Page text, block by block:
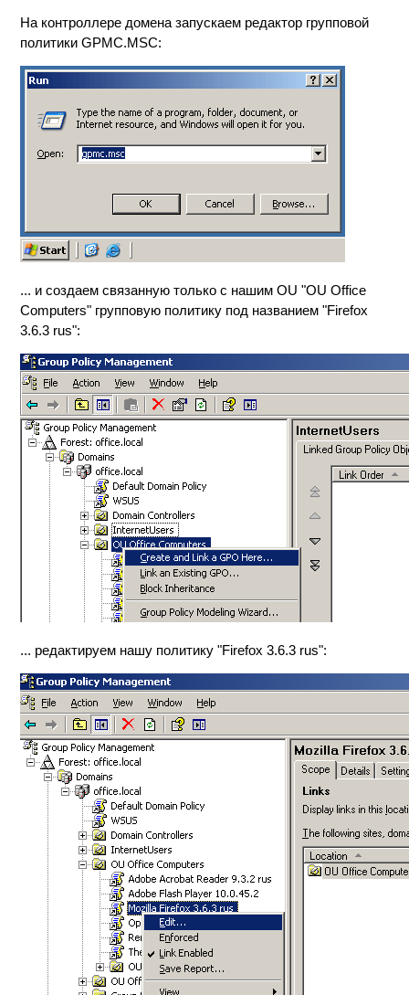
На контроллере домена запускаем редактор групповой
политики GPMC.MSC:
... и создаем связанную только с нашим OU "OU Office
Computers" групповую политику под названием "Firefox
3.6.3 rus":
... редактируем нашу политику "Firefox 3.6.3 rus":